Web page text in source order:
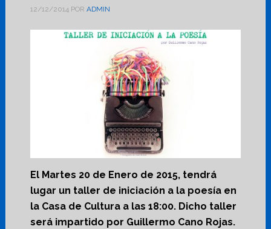
12/12/2014POR ADMIN
El Martes 20 de Enero de 2015, tendrá
lugar un taller de iniciación a la poesía en
la Casa de Cultura a las 18:00. Dicho taller
será impartido por Guillermo Cano Rojas.